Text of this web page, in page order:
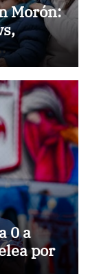
Morón:
0 a
por